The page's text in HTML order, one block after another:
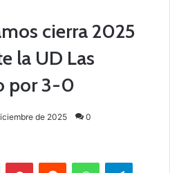
cierra 2025
la UD Las
por 3-0
de 2025 0